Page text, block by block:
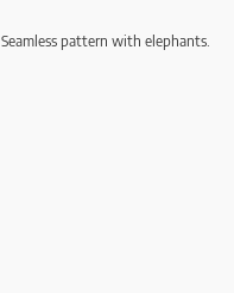
Seamless pattern with elephants.